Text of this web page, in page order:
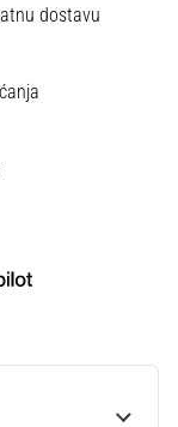
dostavu